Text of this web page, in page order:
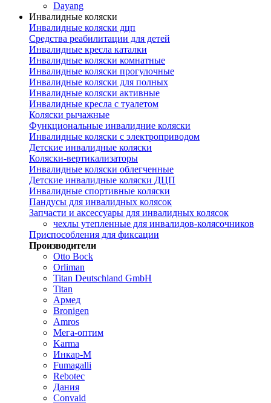
Dayang
Инвалидные коляски
Инвалидные коляски дцп
Средства реабилитации для детей
Инвалидные кресла каталки
Инвалидные коляски комнатные
Инвалидные коляски прогулочные
Инвалидные коляски для полных
Инвалидные коляски активные
Инвалидные кресла с туалетом
Коляски рычажные
Функциональные инвалидние коляски
Инвалидные коляски с электроприводом
Детские инвалидные коляски
Коляски-вертикализаторы
Инвалидные коляски облегченные
Детские инвалидные коляски ДЦП
Инвалидные спортивные коляски
Пандусы для инвалидных колясок
Запчасти и аксессуары для инвалидных колясок
чехлы утепленные для инвалидов-колясочников
Приспособления для фиксации
Производители
Otto Bock
Orliman
Titan Deutschland GmbH
Titan
Армед
Bronigen
Amros
Мега-оптим
Karma
Инкар-М
Fumagalli
Rebotec
Дания
Convaid